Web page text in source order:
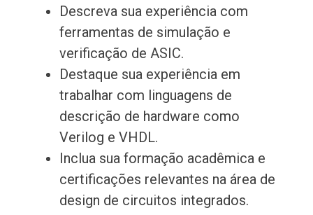
Descreva sua experiência com
ferramentas de simulação e
verificação de ASIC.
Destaque sua experiência em
trabalhar com linguagens de
descrição de hardware como
Verilog e VHDL.
Inclua sua formação acadêmica e
certificações relevantes na área de
design de circuitos integrados.